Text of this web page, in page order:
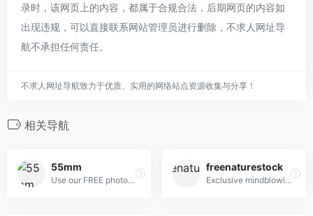
录时，该网页上的内容，都属于合规合法，后期网页的内容如
出现违规，可以直接联系网站管理员进行删除，不求人网址导
航不承担任何责任。
不求人网址导航致力于优质、实用的网络站点资源收集与分享！
相关导航
55mm
Use our FREE photos to tell your story!
freenaturestock
Exclusive mindblowing freebies for designers and developers